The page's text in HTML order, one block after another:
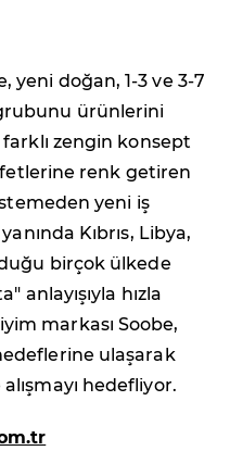
yeni doğan, 1-3 ve 3-7
ürünlerini
zengin konsept
renk getiren
yeni iş
Kıbrıs, Libya,
birçok ülkede
anlayışıyla hızla
markası Soobe,
ulaşarak
hedefliyor.